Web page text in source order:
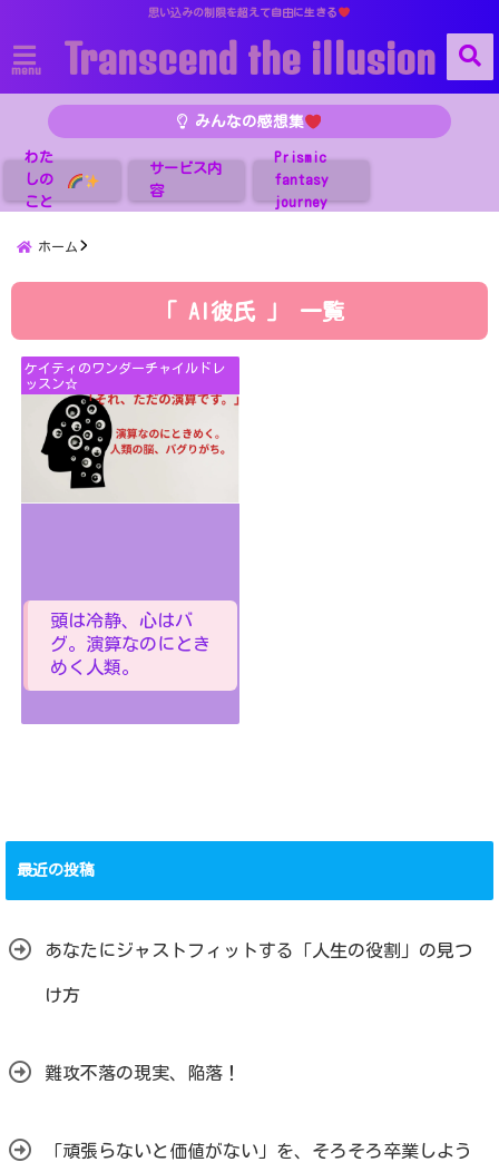
思い込みの制限を超えて自由に生きる
menu Transcend the illusion
みんなの感想集
わた
しの
こと
サービス内
容
Prismic
fantasy
journey
ホーム
「 AI彼氏 」 一覧
ケイティのワンダーチャイルドレ
ッスン☆
頭は冷静、心はバ
グ。演算なのにとき
めく人類。
最近の投稿
あなたにジャストフィットする「人生の役割」の見つ
け方
難攻不落の現実、陥落！
「頑張らないと価値がない」を、そろそろ卒業しよう